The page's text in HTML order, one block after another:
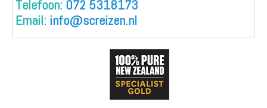
Telefoon: 072 5318173
Email: info@screizen.nl